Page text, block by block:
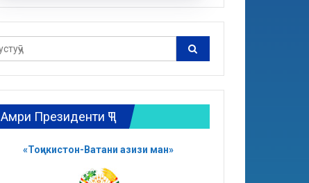
Амри Президенти ҶТ
«Тоҷикистон-Ватани азизи ман»